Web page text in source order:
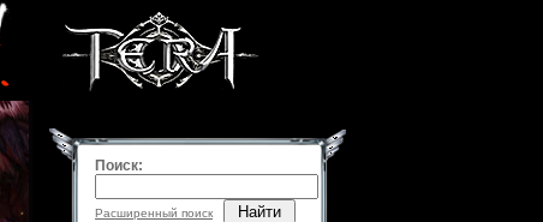
Поиск:
Расширенный поиск Найти